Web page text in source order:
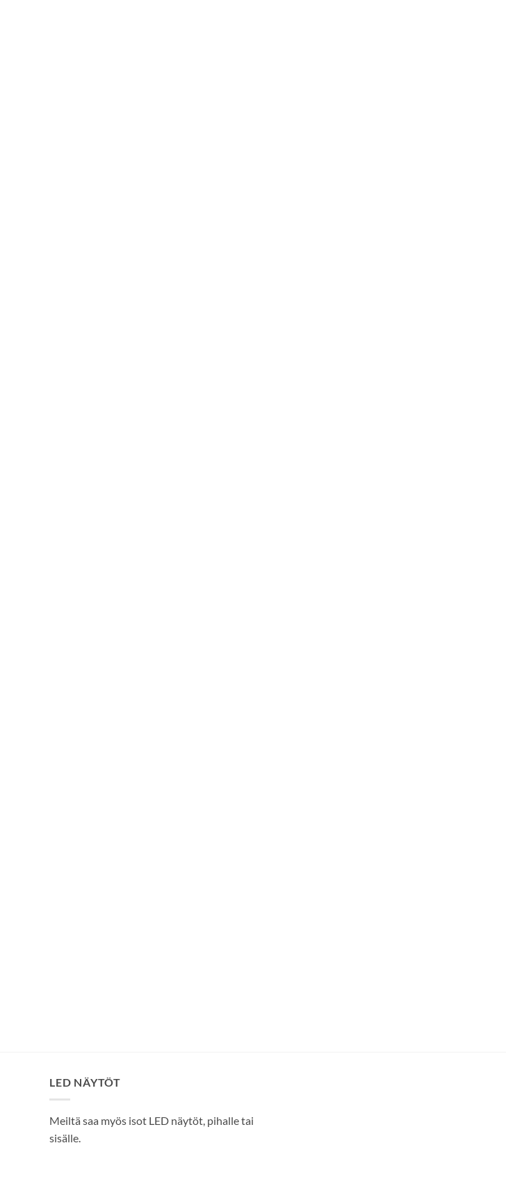
LED NÄYTÖT
Meiltä saa myös isot LED näytöt, pihalle tai
sisälle.